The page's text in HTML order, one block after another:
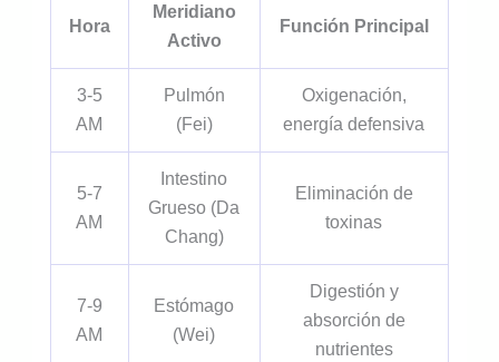
Hora
Meridiano
Activo
Función Principal
3-5
AM
Pulmón
(Fei)
Oxigenación,
energía defensiva
5-7
AM
Intestino
Grueso (Da
Chang)
Eliminación de
toxinas
7-9
AM
Estómago
(Wei)
Digestión y
absorción de
nutrientes